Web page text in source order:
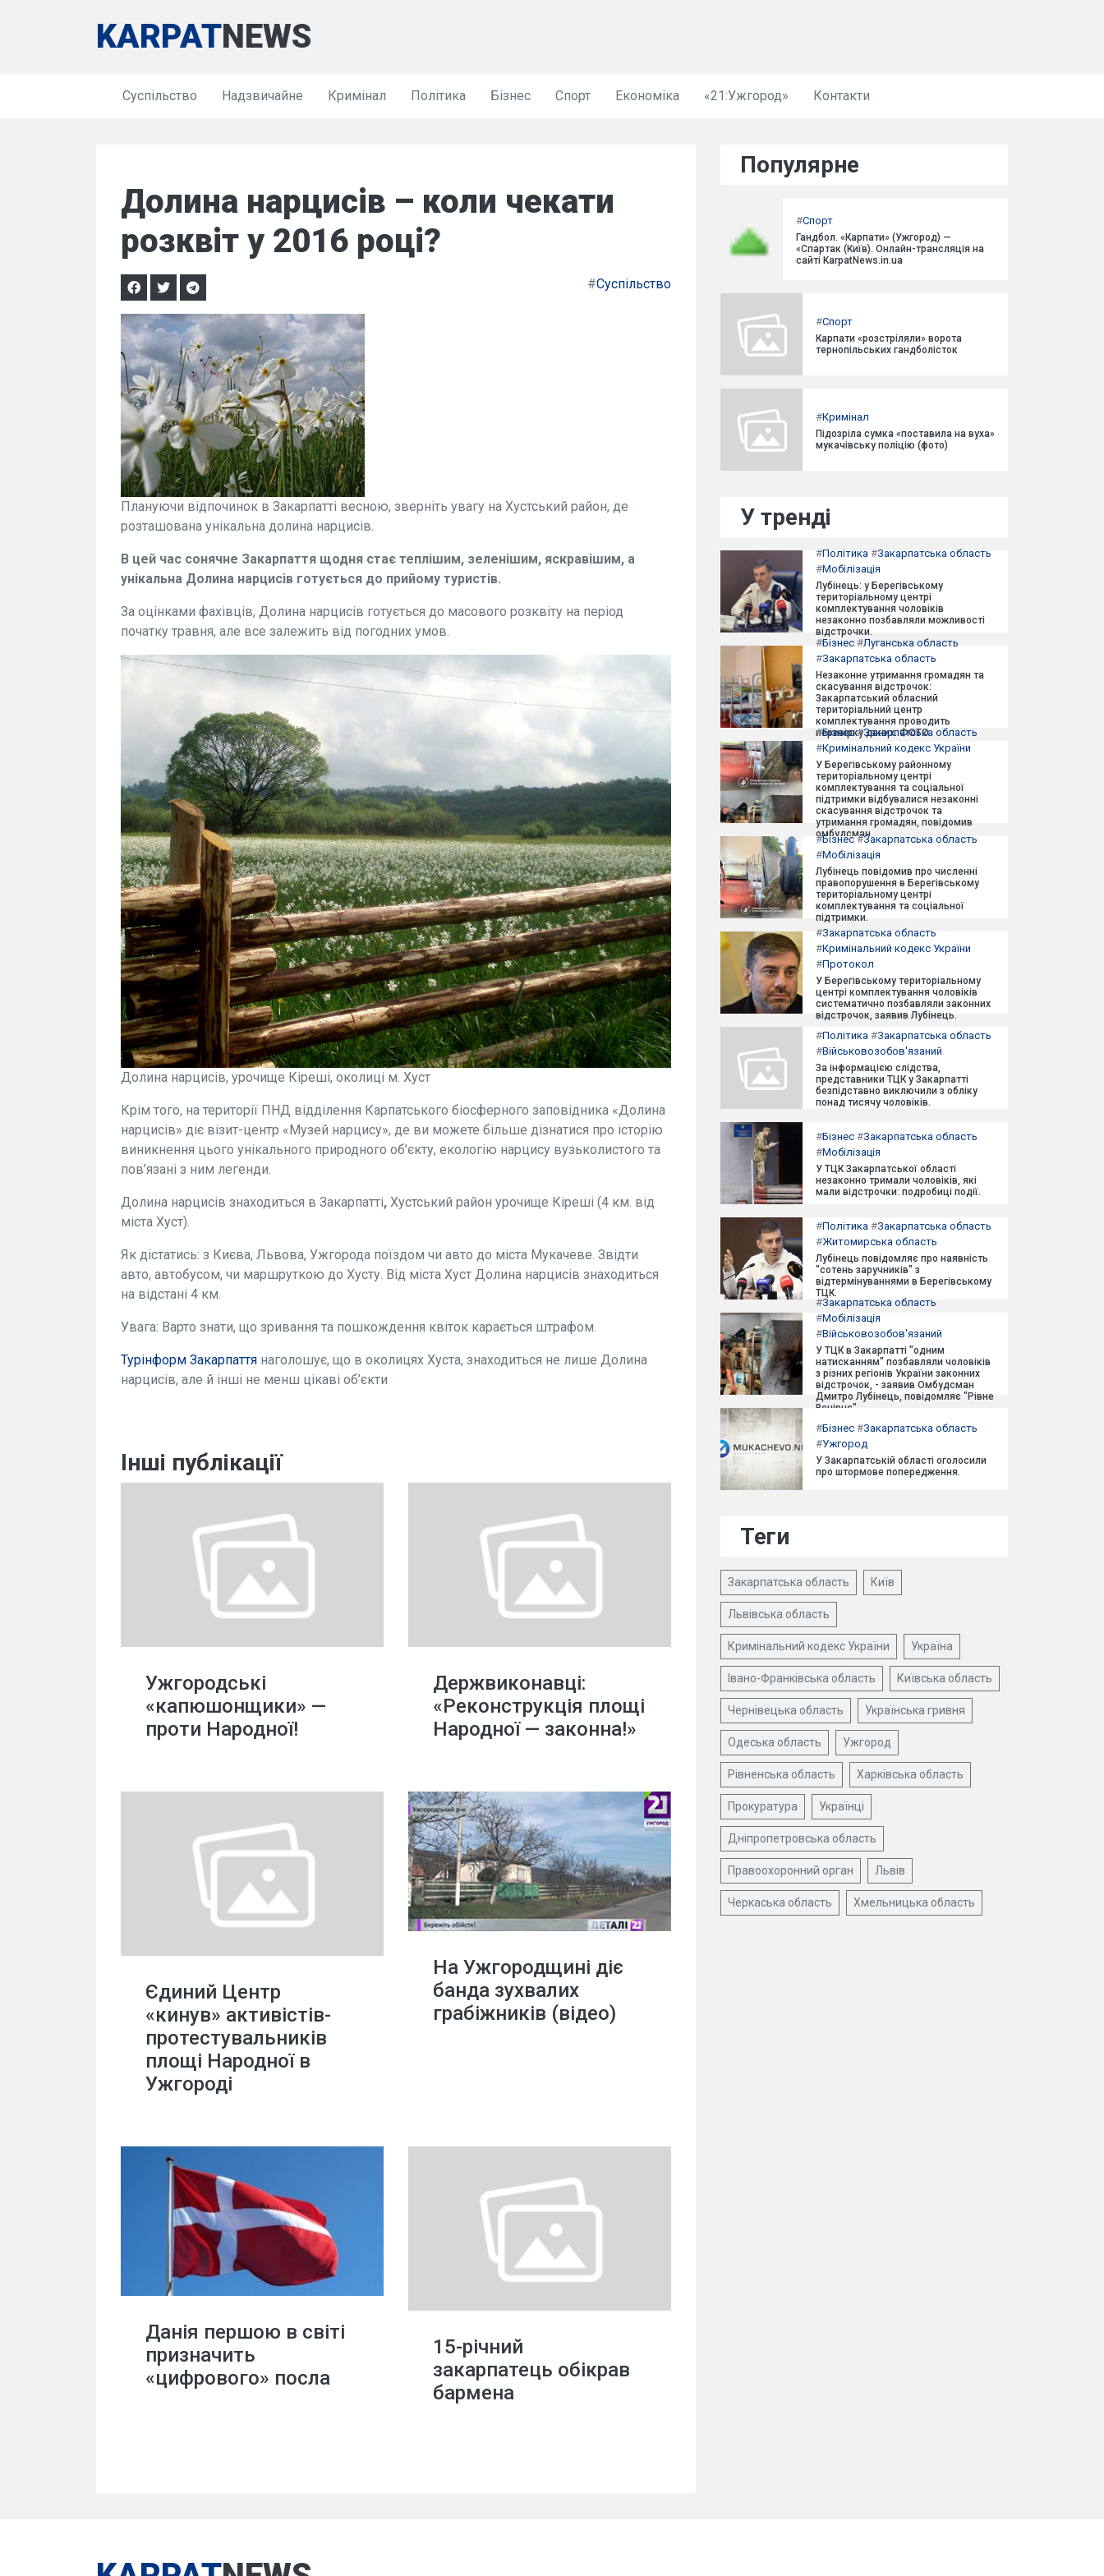
KARPATNEWS
Суспільство Надзвичайне Кримінал Політика Бізнес Спорт Економіка «21:Ужгород» Контакти
Долина нарцисів – коли чекати
розквіт у 2016 році?
#Суспільство
Плануючи відпочинок в Закарпатті весною, зверніть увагу на Хустський район, де
розташована унікальна долина нарцисів.
В цей час сонячне Закарпаття щодня стає теплішим, зеленішим, яскравішим, а
унікальна Долина нарцисів готується до прийому туристів.
За оцінками фахівців, Долина нарцисів готується до масового розквіту на період
початку травня, але все залежить від погодних умов.
Долина нарцисів, урочище Кіреші, околиці м. Хуст
Крім того, на території ПНД відділення Карпатського біосферного заповідника «Долина
нарцисів» діє візит-центр «Музей нарцису», де ви можете більше дізнатися про історію
виникнення цього унікального природного об’єкту, екологію нарцису вузьколистого та
пов’язані з ним легенди.
Долина нарцисів знаходиться в Закарпатті, Хустський район урочище Кіреші (4 км. від
міста Хуст).
Як дістатись: з Києва, Львова, Ужгорода поїздом чи авто до міста Мукачеве. Звідти
авто, автобусом, чи маршруткою до Хусту. Від міста Хуст Долина нарцисів знаходиться
на відстані 4 км.
Увага: Варто знати, що зривання та пошкождення квіток карається штрафом.
Турінформ Закарпаття наголошує, що в околицях Хуста, знаходиться не лише Долина
нарцисів, але й інші не менш цікаві об’єкти
Інші публікації
Ужгородські
«капюшонщики» —
проти Народної!
Держвиконавці:
«Реконструкція площі
Народної — законна!»
Єдиний Центр
«кинув» активістів-
протестувальників
площі Народної в
Ужгороді
На Ужгородщині діє
банда зухвалих
грабіжників (відео)
Данія першою в світі
призначить
«цифрового» посла
15-річний
закарпатець обікрав
бармена
Популярне
#Спорт
Гандбол. «Карпати» (Ужгород) —
«Спартак (Київ). Онлайн-трансляція на
сайті KarpatNews.in.ua
#Спорт
Карпати «розстріляли» ворота
тернопільських гандболісток
#Кримінал
Підозріла сумка «поставила на вуха»
мукачівську поліцію (фото)
У тренді
#Політика #Закарпатська область
#Мобілізація
Лубінець: у Берегівському
територіальному центрі
комплектування чоловіків
незаконно позбавляли можливості
відстрочки.
#Бізнес #Луганська область
#Закарпатська область
Незаконне утримання громадян та
скасування відстрочок:
Закарпатський обласний
територіальний центр
комплектування проводить
перевірку даних. ФОТО
#Бізнес#Закарпатська область
#Кримінальний кодекс України
У Берегівському районному
територіальному центрі
комплектування та соціальної
підтримки відбувалися незаконні
скасування відстрочок та
утримання громадян, повідомив
омбудсман.
#Бізнес#Закарпатська область
#Мобілізація
Лубінець повідомив про численні
правопорушення в Берегівському
територіальному центрі
комплектування та соціальної
підтримки.
#Закарпатська область
#Кримінальний кодекс України
#Протокол
У Берегівському територіальному
центрі комплектування чоловіків
систематично позбавляли законних
відстрочок, заявив Лубінець.
#Політика #Закарпатська область
#Військовозобов'язаний
За інформацією слідства,
представники ТЦК у Закарпатті
безпідставно виключили з обліку
понад тисячу чоловіків.
#Бізнес #Закарпатська область
#Мобілізація
У ТЦК Закарпатської області
незаконно тримали чоловіків, які
мали відстрочки: подробиці події.
#Політика #Закарпатська область
#Житомирська область
Лубінець повідомляє про наявність
"сотень заручників" з
відтермінуваннями в Берегівському
ТЦК.
#Закарпатська область
#Мобілізація
#Військовозобов'язаний
У ТЦК в Закарпатті "одним
натисканням" позбавляли чоловіків
з різних регіонів України законних
відстрочок, - заявив Омбудсман
Дмитро Лубінець, повідомляє "Рівне
Вечірнє".
#Бізнес #Закарпатська область
#Ужгород
У Закарпатській області оголосили
про штормове попередження.
Теги
Закарпатська область Київ
Львівська область
Кримінальний кодекс України Україна
Івано-Франківська область Київська область
Чернівецька область Українська гривня
Одеська область Ужгород
Рівненська область Харківська область
Прокуратура Українці
Дніпропетровська область
Правоохоронний орган Львів
Черкаська область Хмельницька область